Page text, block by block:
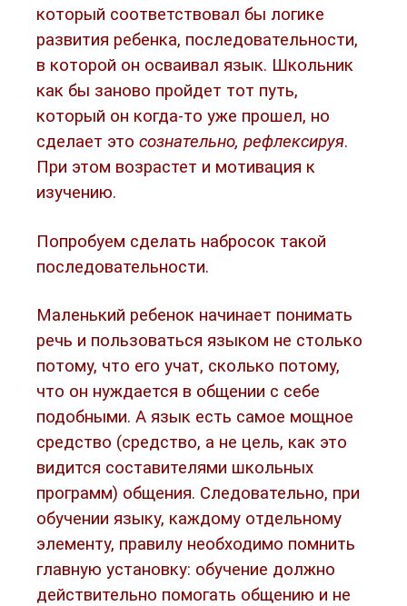
который соответствовал бы логике
развития ребенка, последовательности,
в которой он осваивал язык. Школьник
как бы заново пройдет тот путь,
который он когда-то уже прошел, но
сделает это сознательно, рефлексируя.
При этом возрастет и мотивация к
изучению.
Попробуем сделать набросок такой
последовательности.
Маленький ребенок начинает понимать
речь и пользоваться языком не столько
потому, что его учат, сколько потому,
что он нуждается в общении с себе
подобными. А язык есть самое мощное
средство (средство, а не цель, как это
видится составителями школьных
программ) общения. Следовательно, при
обучении языку, каждому отдельному
элементу, правилу необходимо помнить
главную установку: обучение должно
действительно помогать общению и не